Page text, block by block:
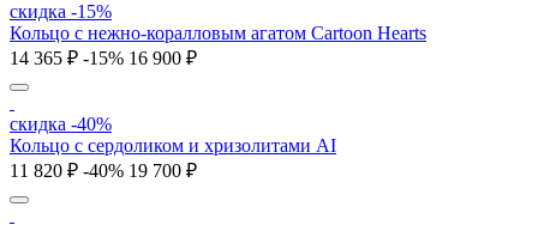
скидка -15%
Кольцо c нежно-коралловым агатом Cartoon Hearts
14 365 ₽ -15% 16 900 ₽
скидка -40%
Кольцо с сердоликом и хризолитами AI
11 820 ₽ -40% 19 700 ₽